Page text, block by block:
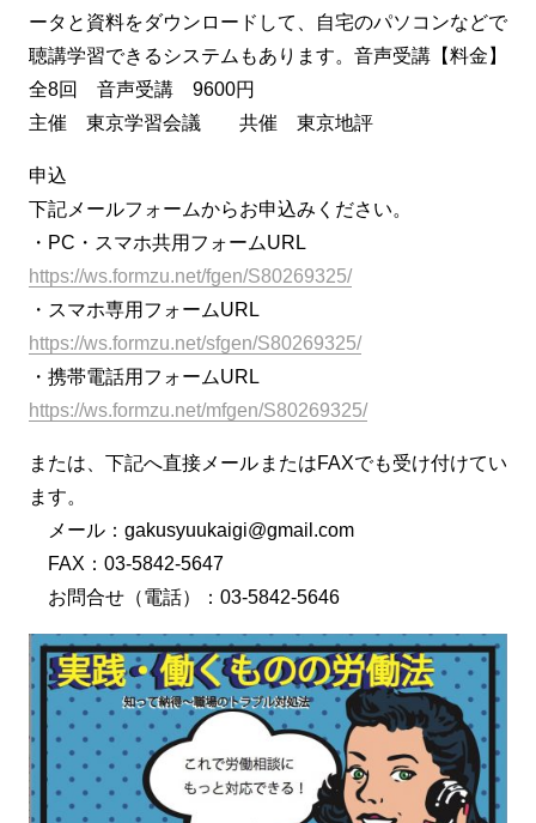
ータと資料をダウンロードして、自宅のパソコンなどで
聴講学習できるシステムもあります。音声受講【料金】
全8回 音声受講 9600円
主催 東京学習会議 共催 東京地評
申込
下記メールフォームからお申込みください。
・PC・スマホ共用フォームURL
https://ws.formzu.net/fgen/S80269325/
・スマホ専用フォームURL
https://ws.formzu.net/sfgen/S80269325/
・携帯電話用フォームURL
https://ws.formzu.net/mfgen/S80269325/
または、下記へ直接メールまたはFAXでも受け付けてい
ます。
メール：gakusyuukaigi@gmail.com
FAX：03-5842-5647
お問合せ（電話）：03-5842-5646